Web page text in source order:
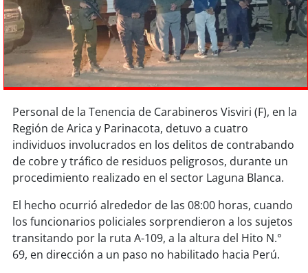
soy chile
soyarica
soy calama
soyantofagasta
soy copiapó
soyvalparaíso
Personal de la Tenencia de Carabineros Visviri (F), en la
Región de Arica y Parinacota, detuvo a cuatro
individuos involucrados en los delitos de contrabando
de cobre y tráfico de residuos peligrosos, durante un
procedimiento realizado en el sector Laguna Blanca.
El hecho ocurrió alrededor de las 08:00 horas, cuando
los funcionarios policiales sorprendieron a los sujetos
transitando por la ruta A-109, a la altura del Hito N.°
69, en dirección a un paso no habilitado hacia Perú.